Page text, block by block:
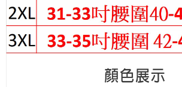
【注意事項】
1.本服務係由「台灣大哥大股份有限公司」（以下簡
用戶於交易時，得透過本服務購買商品或服務，並
買賣價金債權讓與本公司後，依約使用本公司帳單
資料（包含姓名、電話或地址）提供予台灣大哥大進
由本公司與您本人進行分期帳單所需資料之確認、核
３．收到繳費通知簡訊後14天內，點擊此簡訊中的連
ATM／網路銀行／等多元方式進行付款，方視為交易
※ 請注意：結帳手續完成當下不需立刻繳費，但若
購買商品的店家。未經商家同意取消之訂單仍視為有
後付繳納相關費用。
是否繳費成功／繳費後需取消欲退款等相關疑問，請
每筆NT$80，滿NT$699(含以上)免運費
付款後全家取貨
每筆NT$80，滿NT$699(含以上)免運費
每筆NT$80，滿NT$699(含以上)免運費